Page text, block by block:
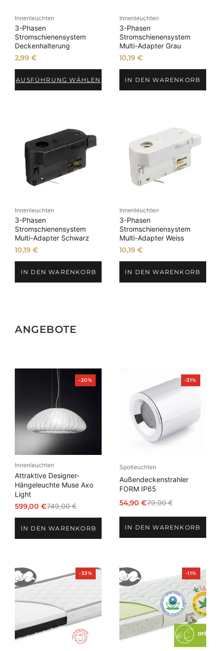
Innenleuchten
3-Phasen
Stromschienensystem
Deckenhalterung
2,99€
AUSFÜHRUNG WÄHLEN
Innenleuchten
3-Phasen
Stromschienensystem
Multi-Adapter Grau
10,19 €
IN DEN WARENKORB
Innenleuchten
3-Phasen
Stromschienensystem
Multi-Adapter Schwarz
10,19€
IN DEN WARENKORB
Innenleuchten
3-Phasen
Stromschienensystem
Multi-Adapter Weiss
10,19 €
IN DEN WARENKORB
ANGEBOTE
-20%Produkt
im
Innenleuchten
Attraktive Designer-
Hängeleuchte Muse Axo
Light
749,00€
Ursprünglicher
war:
599,00€
Aktueller
ist:IN DEN WARENKORB
-31%Produkt
im
Spotleuchten
Außendeckenstrahler
FORM IP65
79,90€
Ursprünglicher
Preis
war:
79,90 €
54,90 €
Aktueller
Preis
ist:
54,90 €.
IN DEN WARENKORB
-33%Produkt
im
-11%Produkt
im
Angebot